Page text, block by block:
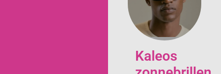
Kaleos